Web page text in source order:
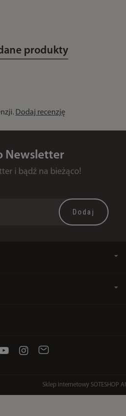
produkty
Dodaj recenzję
Newsletter
i bądź na bieżąco!
Sklep internetowy SOTESHOP AI